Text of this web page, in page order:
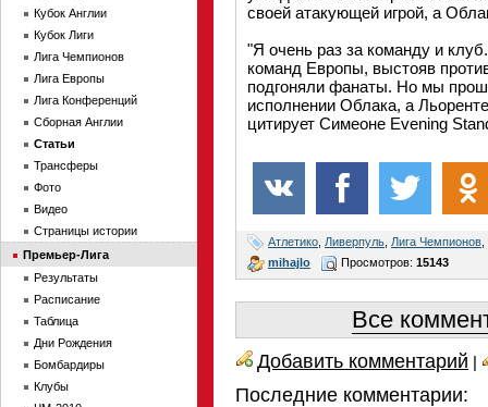
своей атакующей игрой, а
"Я очень раз за команду и
команд Европы, выстояв
подгоняли фанаты. Но мы
исполнении Облака, а
цитирует Симеоне Evening
Атлетико Ливерпуль Лига Чемпионов
mihajlo
Просмотров: 15143
Все
Добавить комментарий |
Последние комментарии:
Кубок Англии
Кубок Лиги
Лига Чемпионов
Лига Европы
Лига Конференций
Сборная Англии
Статьи
Трансферы
Фото
Видео
Страницы истории
Премьер-Лига
Результаты
Расписание
Таблица
Дни Рождения
Бомбардиры
Клубы